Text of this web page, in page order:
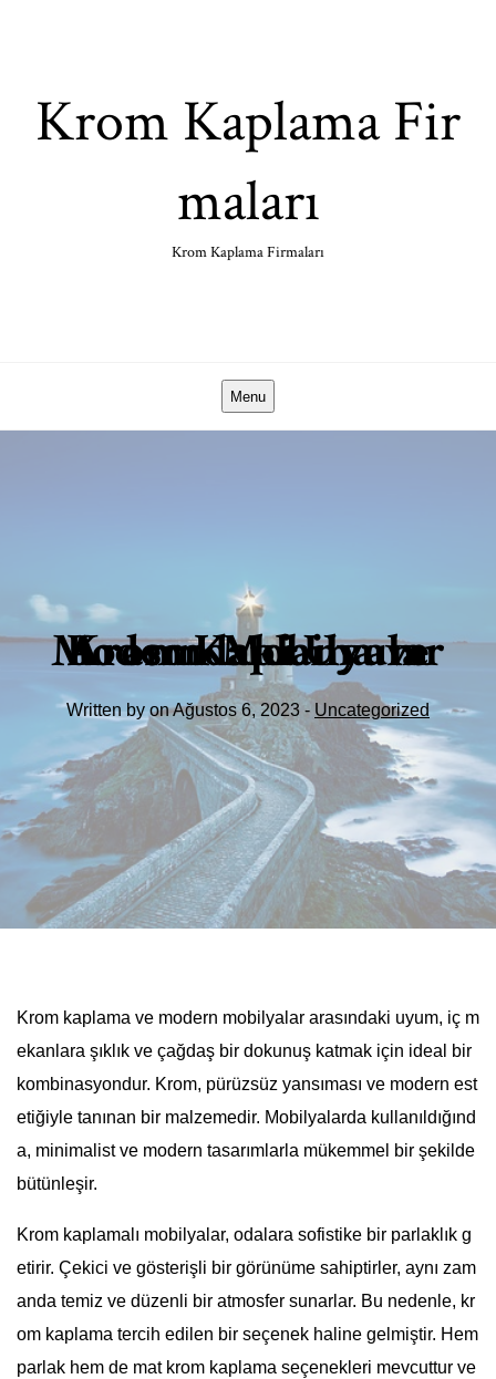
Krom Kaplama Fir
maları
Krom Kaplama Firmaları
Menu
Krom Kaplama ve Modern Mobilyalar Arasındaki Uyum
Written by on Ağustos 6, 2023 - Uncategorized
Krom kaplama ve modern mobilyalar arasındaki uyum, iç m
ekanlara şıklık ve çağdaş bir dokunuş katmak için ideal bir
kombinasyondur. Krom, pürüzsüz yansıması ve modern est
etiğiyle tanınan bir malzemedir. Mobilyalarda kullanıldığınd
a, minimalist ve modern tasarımlarla mükemmel bir şekilde
bütünleşir.
Krom kaplamalı mobilyalar, odalara sofistike bir parlaklık g
etirir. Çekici ve gösterişli bir görünüme sahiptirler, aynı zam
anda temiz ve düzenli bir atmosfer sunarlar. Bu nedenle, kr
om kaplama tercih edilen bir seçenek haline gelmiştir. Hem
parlak hem de mat krom kaplama seçenekleri mevcuttur ve